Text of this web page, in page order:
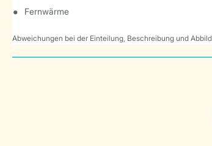
Fernwärme
Abweichungen bei der Einteilung, Beschreibung und